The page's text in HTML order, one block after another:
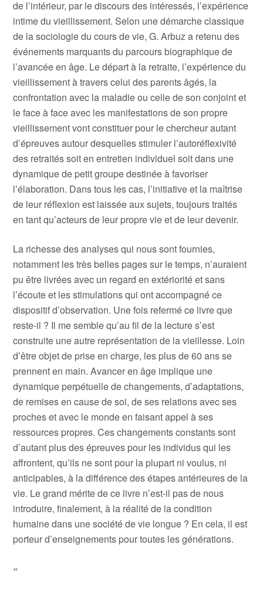
de l’intérieur, par le discours des intéressés, l’expérience
intime du vieillissement. Selon une démarche classique
de la sociologie du cours de vie, G. Arbuz a retenu des
événements marquants du parcours biographique de
l’avancée en âge. Le départ à la retraite, l’expérience du
vieillissement à travers celui des parents âgés, la
confrontation avec la maladie ou celle de son conjoint et
le face à face avec les manifestations de son propre
vieillissement vont constituer pour le chercheur autant
d’épreuves autour desquelles stimuler l’autoréflexivité
des retraités soit en entretien individuel soit dans une
dynamique de petit groupe destinée à favoriser
l’élaboration. Dans tous les cas, l’initiative et la maîtrise
de leur réflexion est laissée aux sujets, toujours traités
en tant qu’acteurs de leur propre vie et de leur devenir.
La richesse des analyses qui nous sont fournies,
notamment les très belles pages sur le temps, n’auraient
pu être livrées avec un regard en extériorité et sans
l’écoute et les stimulations qui ont accompagné ce
dispositif d’observation. Une fois refermé ce livre que
reste-il ? Il me semble qu’au fil de la lecture s’est
construite une autre représentation de la vieillesse. Loin
d’être objet de prise en charge, les plus de 60 ans se
prennent en main. Avancer en âge implique une
dynamique perpétuelle de changements, d’adaptations,
de remises en cause de soi, de ses relations avec ses
proches et avec le monde en faisant appel à ses
ressources propres. Ces changements constants sont
d’autant plus des épreuves pour les individus qui les
affrontent, qu’ils ne sont pour la plupart ni voulus, ni
anticipables, à la différence des étapes antérieures de la
vie. Le grand mérite de ce livre n’est-il pas de nous
introduire, finalement, à la réalité de la condition
humaine dans une société de vie longue ? En cela, il est
porteur d’enseignements pour toutes les générations.
«